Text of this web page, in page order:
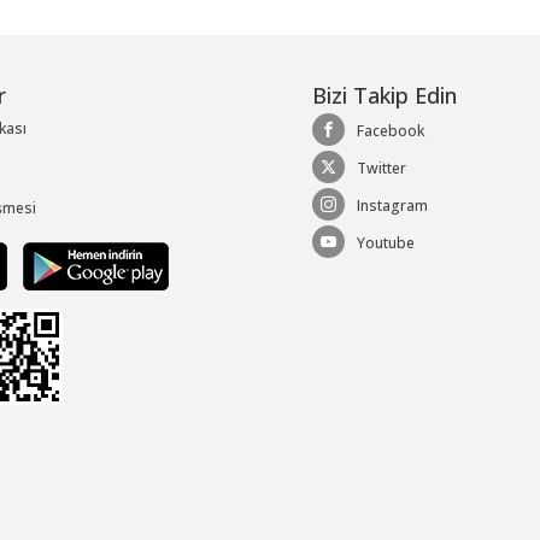
Bizi Takip Edin
Facebook
Twitter
Instagram
Youtube